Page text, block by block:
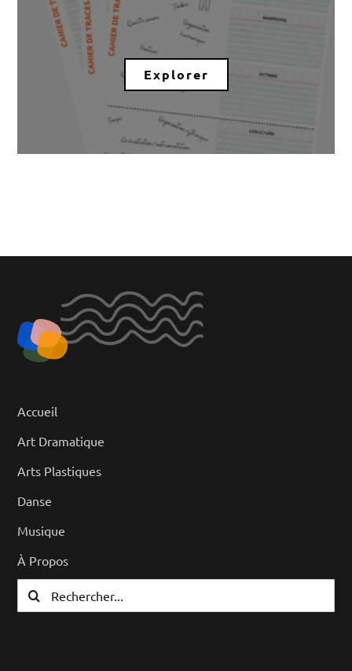
Explorer
Accueil
Art Dramatique
Arts Plastiques
Danse
Musique
À Propos
Rechercher: